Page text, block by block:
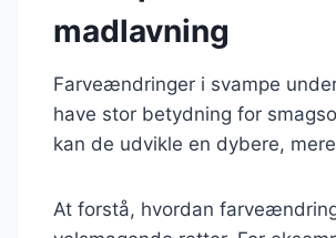
madlavning
Farveændringer i svampe
have stor betydning for
kan de udvikle en dybere,
At forstå, hvordan